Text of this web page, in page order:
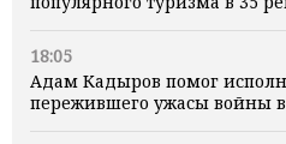
18:05
Адам Кадыров помог
пережившего ужасы войны